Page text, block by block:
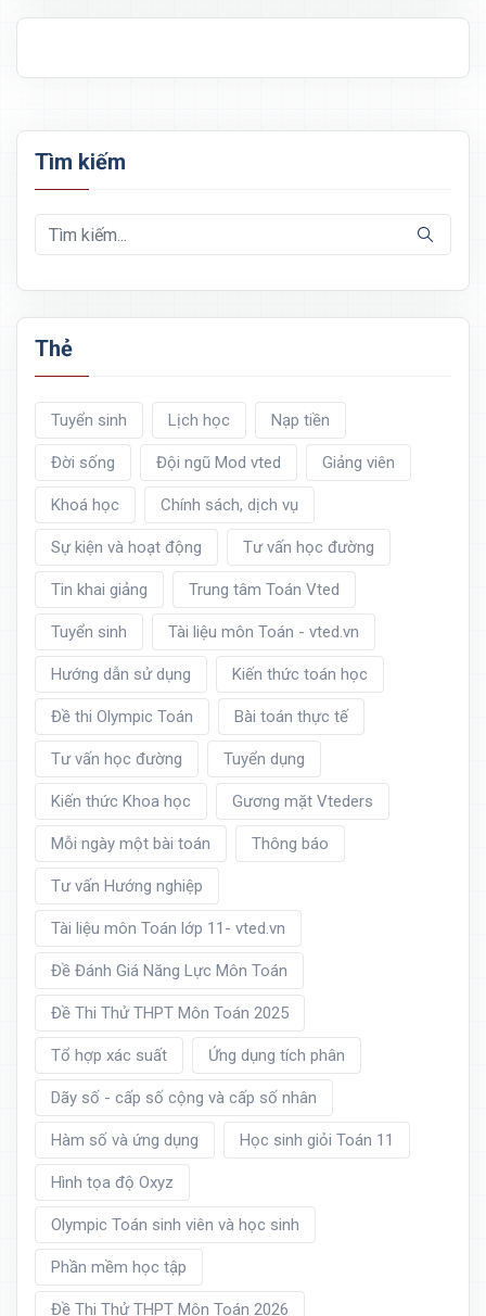
Tìm kiếm
Thẻ
Tuyển sinh Lịch học Nạp tiền
Đời sống Đội ngũ Mod vted Giảng viên
Khoá học Chính sách, dịch vụ
Sự kiện và hoạt động Tư vấn học đường
Tin khai giảng Trung tâm Toán Vted
Tuyển sinh Tài liệu môn Toán - vted.vn
Hướng dẫn sử dụng Kiến thức toán học
Đề thi Olympic Toán Bài toán thực tế
Tư vấn học đường Tuyển dụng
Kiến thức Khoa học Gương mặt Vteders
Mỗi ngày một bài toán Thông báo
Tư vấn Hướng nghiệp
Tài liệu môn Toán lớp 11- vted.vn
Đề Đánh Giá Năng Lực Môn Toán
Đề Thi Thử THPT Môn Toán 2025
Tổ hợp xác suất Ứng dụng tích phân
Dãy số - cấp số cộng và cấp số nhân
Hàm số và ứng dụng Học sinh giỏi Toán 11
Hình tọa độ Oxyz
Olympic Toán sinh viên và học sinh
Phần mềm học tập
Đề Thi Thử THPT Môn Toán 2026